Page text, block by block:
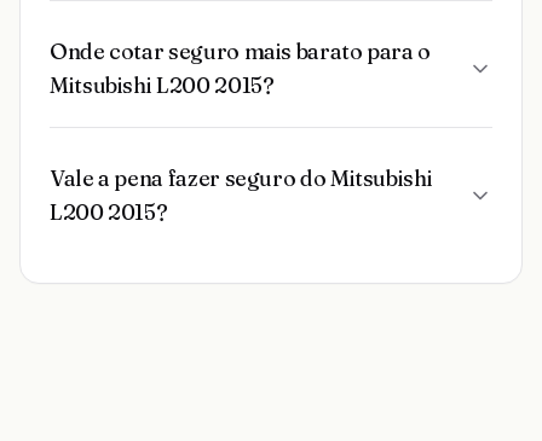
Onde cotar seguro mais barato para o
Mitsubishi L200 2015?
Vale a pena fazer seguro do Mitsubishi
L200 2015?